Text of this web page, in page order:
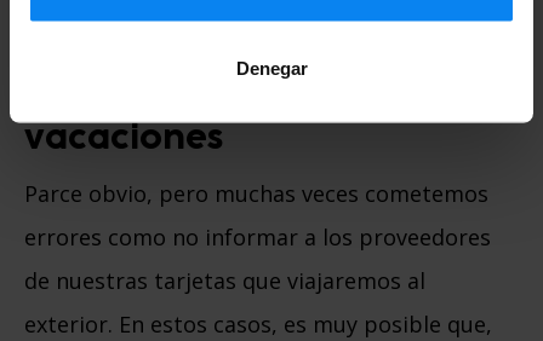
Denegar
busca otro seguro.
vacaciones
Parce obvio, pero muchas veces cometemos
errores como no informar a los proveedores
de nuestras tarjetas que viajaremos al
exterior. En estos casos, es muy posible que,